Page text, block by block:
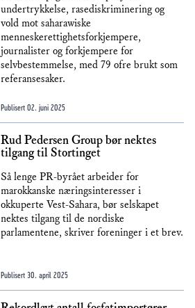
undertrykkelse, rasediskriminering og
vold mot saharawiske
menneskerettighetsforkjempere,
journalister og forkjempere for
selvbestemmelse, med 79 ofre brukt som
referansesaker.
Publisert 02. juni 2025
Rud Pedersen Group bør nektes
tilgang til Stortinget
Så lenge PR-byrået arbeider for
marokkanske næringsinteresser i
okkuperte Vest-Sahara, bør selskapet
nektes tilgang til de nordiske
parlamentene, skriver foreninger i et brev.
Publisert 30. april 2025